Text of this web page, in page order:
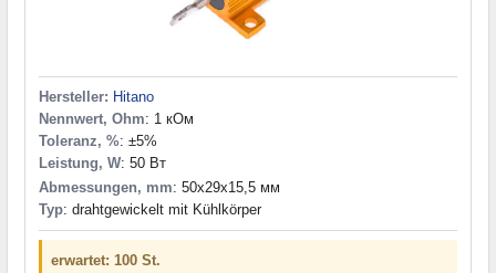
Hersteller: Hitano
Nennwert, Ohm: 1 кОм
Toleranz, %: ±5%
Leistung, W: 50 Вт
Abmessungen, mm: 50x29x15,5 мм
Typ: drahtgewickelt mit Kühlkörper
erwartet: 100 St.